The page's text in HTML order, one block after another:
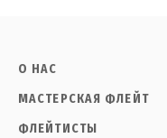
О НАС
МАСТЕРСКАЯ ФЛЕЙТ
ФЛЕЙТИСТЫ